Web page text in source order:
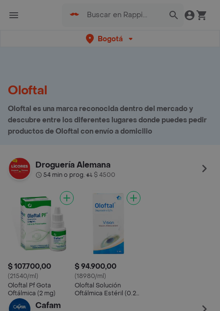
Bogotá
Oloftal
Oloftal es una marca reconocida dentro del mercado y
descubre entre los diferentes lugares donde puedes pedir
productos de Oloftal con envío a domicilio
Droguería Alemana
54 min o prog.• $ 4500
$ 107.700,00
(21540/ml)
Oloftal Pf Gota
Oftálmica (2 mg)
$ 94.900,00
(18980/ml)
Oloftal Solución
Oftálmica Estéril (0.2
Cafam